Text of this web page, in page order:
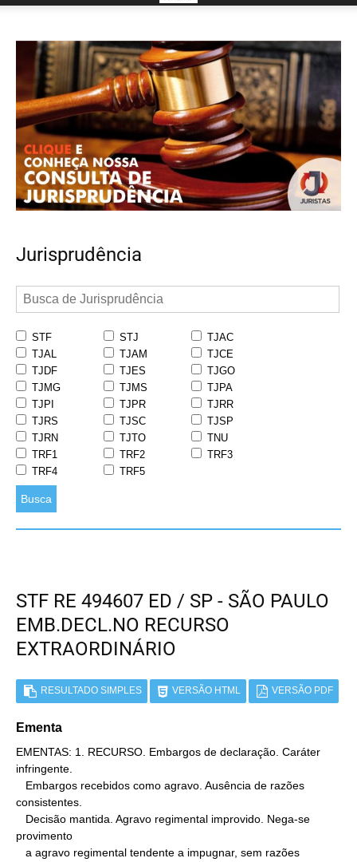
Jurisprudência
STF STJ
TJAC
TJAL
TJAM
TJCE
TJDF
TJES
TJGO
TJMG
TJMS
TJPA
TJPI
TJPR
TJRR
TJRS
TJSC
TJSP
TJRN
TJTO
TNU
TRF1
TRF2
TRF3
TRF4
TRF5
Busca
STF RE 494607 ED / SP - SÃO PAULO
EMB.DECL.NO RECURSO
EXTRAORDINÁRIO
RESULTADO SIMPLES VERSÃO HTML VERSÃO PDF
Ementa
EMENTAS: 1. RECURSO. Embargos de declaração. Caráter
infringente.
consistentes.
provimento